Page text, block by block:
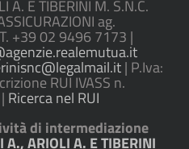
A. E TIBERINI M. S.N.C.
ag.
+39 02 9496 7173 |
| P.Iva:
RUI IVASS n.
Ricerca nel RUI
di intermediazione
A., ARIOLI A. E TIBERINI